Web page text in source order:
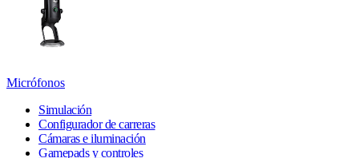
Micrófonos
Simulación
Configurador de carreras
Cámaras e iluminación
Gamepads y controles